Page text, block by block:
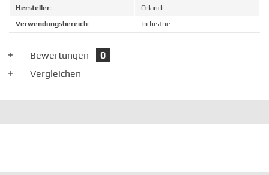
Hersteller:
Orlandi
Verwendungsbereich:
Industrie
Bewertungen
0
Vergleichen